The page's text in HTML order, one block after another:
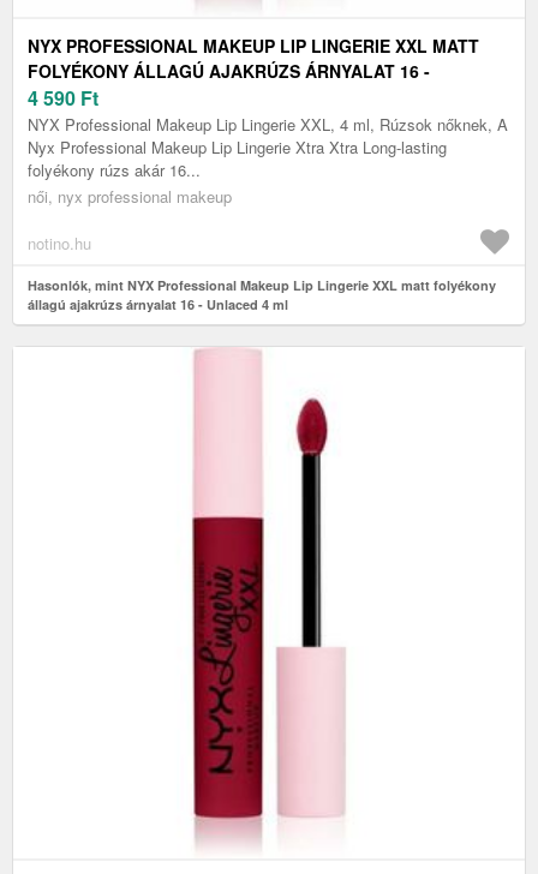
NYX PROFESSIONAL MAKEUP LIP LINGERIE XXL MATT
FOLYÉKONY ÁLLAGÚ AJAKRÚZS ÁRNYALAT 16 -
UNLACED 4 ML
4 590 Ft
NYX Professional Makeup Lip Lingerie XXL, 4 ml, Rúzsok nőknek, A
Nyx Professional Makeup Lip Lingerie Xtra Xtra Long-lasting
folyékony rúzs akár 16...
női, nyx professional makeup
notino.hu
Hasonlók, mint NYX Professional Makeup Lip Lingerie XXL matt folyékony
állagú ajakrúzs árnyalat 16 - Unlaced 4 ml